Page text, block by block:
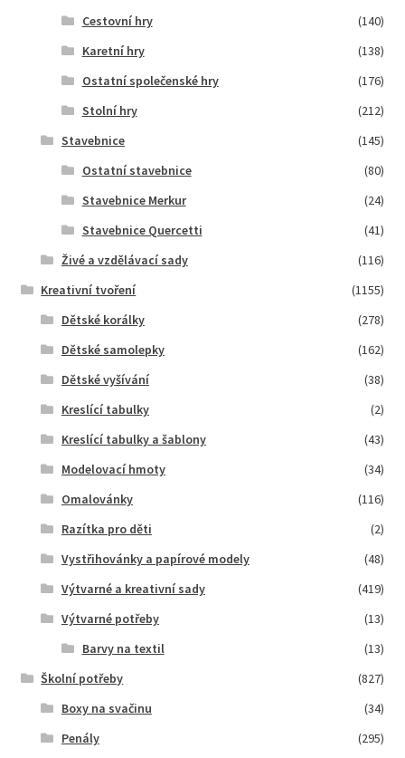
Cestovní hry
(140)
Karetní hry
(138)
Ostatní společenské hry
(176)
Stolní hry
(212)
Stavebnice
(145)
Ostatní stavebnice
(80)
Stavebnice Merkur
(24)
Stavebnice Quercetti
(41)
Živé a vzdělávací sady
(116)
Kreativní tvoření
(1155)
Dětské korálky
(278)
Dětské samolepky
(162)
Dětské vyšívání
(38)
Kreslící tabulky
(2)
Kreslící tabulky a šablony
(43)
Modelovací hmoty
(34)
Omalovánky
(116)
Razítka pro děti
(2)
Vystřihovánky a papírové modely
(48)
Výtvarné a kreativní sady
(419)
Výtvarné potřeby
(13)
Barvy na textil
(13)
Školní potřeby
(827)
Boxy na svačinu
(34)
Penály
(295)